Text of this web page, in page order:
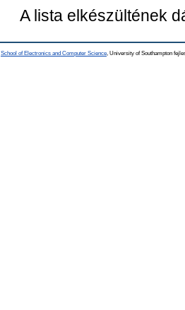
A lista elkészültének
School of Electronics and Computer Science , University of Southampton